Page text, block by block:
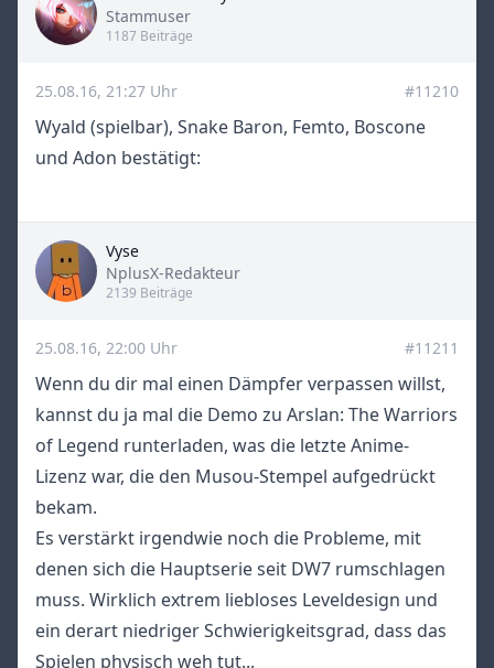
Title
Stammuser
1187 Beiträge
25.08.16, 21:27 Uhr #11210
Wyald (spielbar), Snake Baron, Femto, Boscone
und Adon bestätigt:
Vyse
Title
NplusX-Redakteur
2139 Beiträge
25.08.16, 22:00 Uhr #11211
Wenn du dir mal einen Dämpfer verpassen willst,
kannst du ja mal die Demo zu Arslan: The Warriors
of Legend runterladen, was die letzte Anime-
Lizenz war, die den Musou-Stempel aufgedrückt
bekam.
Es verstärkt irgendwie noch die Probleme, mit
denen sich die Hauptserie seit DW7 rumschlagen
muss. Wirklich extrem liebloses Leveldesign und
ein derart niedriger Schwierigkeitsgrad, dass das
Spielen physisch weh tut...